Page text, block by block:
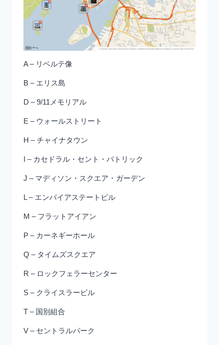
A – リベルテ像
B – エリス島
D – 9/11メモリアル
E – ウォールストリート
H – チャイナタウン
I – カセドラル・セント・パトリック
J – マディソン・スクエア・ガーデン
L – エンパイアステートビル
M – フラットアイアン
P – カーネギーホール
Q – タイムズスクエア
R – ロックフェラーセンター
S – クライスラービル
T – 国別組合
V – セントラルパーク